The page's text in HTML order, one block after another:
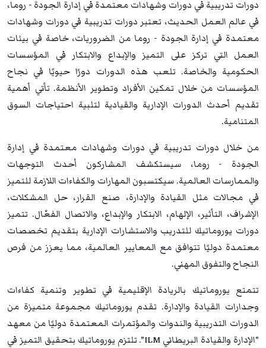
دورات تدريبية في دورات وشهادات معتمدة في إدارة الجودة - روما،
في عالم العمل الحديث، تعتبر دورات تدريبية في دورات وشهادات
معتمدة في إدارة الجودة - روما من الضروريات، خاصة في بيئات
العمل التي تركز على التميز والإبداع والابتكار في المؤسسات
الحكومية والخاصة. تلعب هذه الدورات دورًا حيويًا في نجاح
المؤسسات من خلال تمكين الأفراد وتطوير الأنظمة. تأتي أهمية
تقديم أحدث الدورات الإدارية والقيادية لتلبية احتياجات السوق
المتنامية.
من خلال دورات تدريبية في دورات وشهادات معتمدة في إدارة
الجودة - روما، سيستكشف المشاركون أحدث التوجهات
والممارسات العالمية. سيكتسبون المهارات والكفاءات اللازمة للتميز
في مجالات مثل القيادة والإدارة، صنع القرار، حل المشكلات،
الإشراف، التأثير، الإلهام، الابتكار والإبداع، والاتصال الفعّال. تتميز
دورات يوروماتيك للتدريب والاستشارات الإدارية بتقديم تخصصات
معتمدة دوليًا تتوافق مع المعايير العالمية، مما يعزز من فرص
النجاح والتفوق المهني.
تتمتع يوروماتيك بالريادة الإقليمية في تطوير وتنمية كفاءات
وجدارات القيادة والإدارة. تقدم يوروماتيك مجموعة متميزة من
الدورات التدريبية والندوات والمؤتمرات المعتمدة دوليًا من معهد
"الإدارة والقيادة البريطاني ILM". تلتزم يوروماتيك بتحقيق التميز في